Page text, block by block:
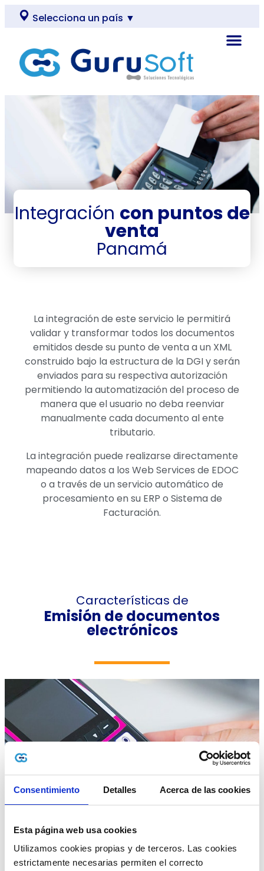
Consentimiento Detalles Acerca de las cookies
Esta página web usa cookies
Utilizamos cookies propias y de terceros. Las cookies
estrictamente necesarias permiten el correcto
Selecciona un país ▼
Integración con puntos de
venta
Panamá
La integración de este servicio le permitirá
validar y transformar todos los documentos
emitidos desde su punto de venta a un XML
construido bajo la estructura de la DGI y serán
enviados para su respectiva autorización
permitiendo la automatización del proceso de
manera que el usuario no deba reenviar
manualmente cada documento al ente
tributario.
La integración puede realizarse directamente
mapeando datos a los Web Services de EDOC
o a través de un servicio automático de
procesamiento en su ERP o Sistema de
Facturación.
Características de
Emisión de documentos
electrónicos
Integración mediante Web Services, Archivos de
Emite tus Facturas Electrónicas desde su punto